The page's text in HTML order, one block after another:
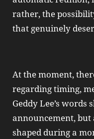
rather, the
that genuinely
At the moment,
regarding timing,
Geddy Lee’s words
announcement, but
shaped during a